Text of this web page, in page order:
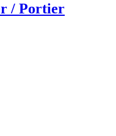
/ Portier